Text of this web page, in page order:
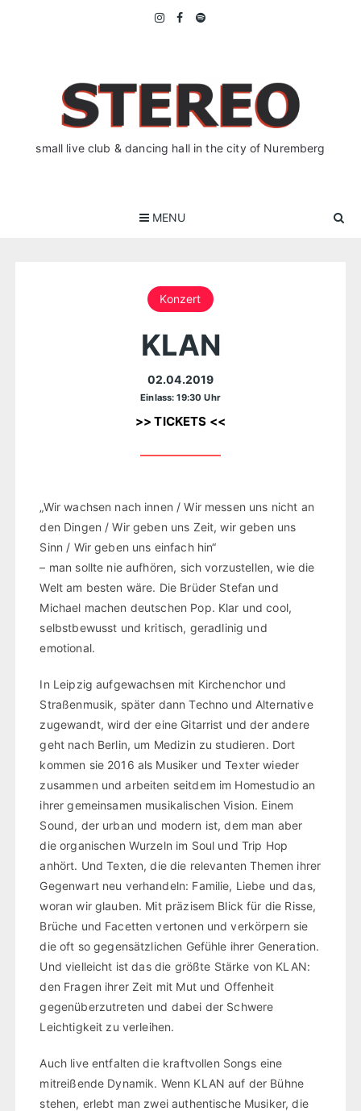
small live club & dancing hall in the city of Nuremberg
MENU
Konzert
KLAN
02.04.2019
Einlass: 19:30 Uhr
>> TICKETS <<
„Wir wachsen nach innen / Wir messen uns nicht an
den Dingen / Wir geben uns Zeit, wir geben uns
Sinn / Wir geben uns einfach hin“
– man sollte nie aufhören, sich vorzustellen, wie die
Welt am besten wäre. Die Brüder Stefan und
Michael machen deutschen Pop. Klar und cool,
selbstbewusst und kritisch, geradlinig und
emotional.
In Leipzig aufgewachsen mit Kirchenchor und
Straßenmusik, später dann Techno und Alternative
zugewandt, wird der eine Gitarrist und der andere
geht nach Berlin, um Medizin zu studieren. Dort
kommen sie 2016 als Musiker und Texter wieder
zusammen und arbeiten seitdem im Homestudio an
ihrer gemeinsamen musikalischen Vision. Einem
Sound, der urban und modern ist, dem man aber
die organischen Wurzeln im Soul und Trip Hop
anhört. Und Texten, die die relevanten Themen ihrer
Gegenwart neu verhandeln: Familie, Liebe und das,
woran wir glauben. Mit präzisem Blick für die Risse,
Brüche und Facetten vertonen und verkörpern sie
die oft so gegensätzlichen Gefühle ihrer Generation.
Und vielleicht ist das die größte Stärke von KLAN:
den Fragen ihrer Zeit mit Mut und Offenheit
gegenüberzutreten und dabei der Schwere
Leichtigkeit zu verleihen.
Auch live entfalten die kraftvollen Songs eine
mitreißende Dynamik. Wenn KLAN auf der Bühne
stehen, erlebt man zwei authentische Musiker, die